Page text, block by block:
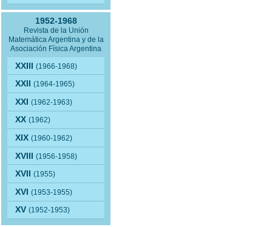
1952-1968
Revista de la Unión
Matemática Argentina y de la
Asociación Física Argentina
XXIII(1966-1968)
XXII(1964-1965)
XXI(1962-1963)
XX(1962)
XIX(1960-1962)
XVIII(1956-1958)
XVII(1955)
XVI(1953-1955)
XV(1952-1953)